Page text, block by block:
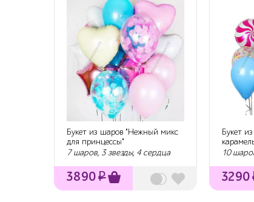
Букет из шаров "Нежный микс
для принцессы"
7 шаров, 3 звезды, 4 сердца
3890₽
Букет
10
3290